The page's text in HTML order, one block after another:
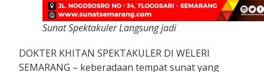
Sunat Spektakuler Langsung jadi
DOKTER KHITAN SPEKTAKULER DI WELERI
SEMARANG – keberadaan tempat sunat yang